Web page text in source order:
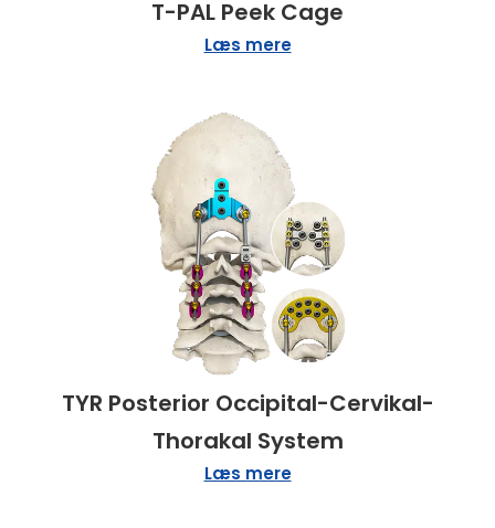
T-PAL Peek Cage
Læs mere
TYR Posterior Occipital-Cervikal-
Thorakal System
Læs mere